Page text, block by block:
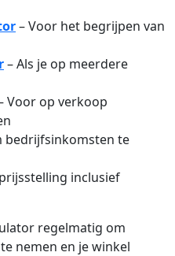
– Voor het begrijpen van
– Als je op meerdere
Voor op verkoop
bedrijfsinkomsten te
inclusief
regelmatig om
nemen en je winkel